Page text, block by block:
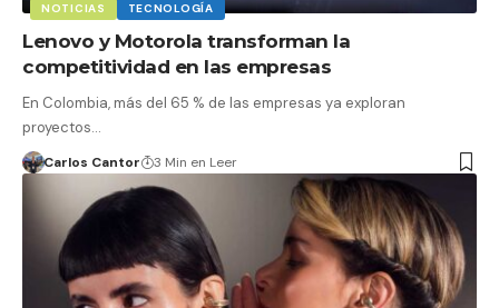
NOTICIAS TECNOLOGÍA
Lenovo y Motorola transforman la
competitividad en las empresas
En Colombia, más del 65 % de las empresas ya exploran
proyectos…
Carlos Cantor 3 Min en Leer